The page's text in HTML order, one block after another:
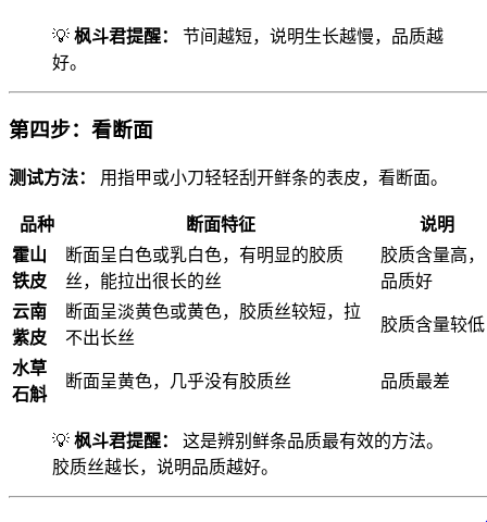
💡 枫斗君提醒：
节间越短，说明生长越慢，品质越
好。
第四步：看断面
测试方法： 用指甲或小刀轻轻刮开鲜条的表皮，看断面。
品种 断面特征
说明
霍山
铁皮
断面呈白色或乳白色，有明显的胶质
丝，能拉出很长的丝
胶质含量高，
品质好
云南
紫皮
断面呈淡黄色或黄色，胶质丝较短，拉
不出长丝
胶质含量较低
水草
石斛
断面呈黄色，几乎没有胶质丝 品质最差
💡 枫斗君提醒：
这是辨别鲜条品质最有效的方法。
胶质丝越长，说明品质越好。